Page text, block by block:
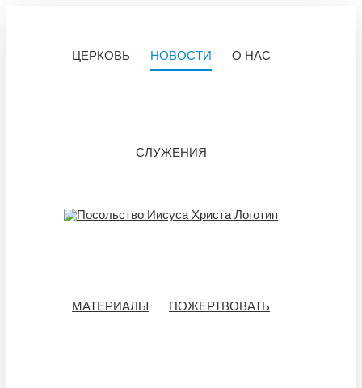
ЦЕРКОВЬ НОВОСТИ О НАС
СЛУЖЕНИЯ
МАТЕРИАЛЫ ПОЖЕРТВОВАТЬ